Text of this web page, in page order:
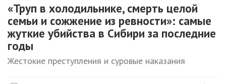
«Труп в холодильнике, смерть целой
семьи и сожжение из ревности»: самые
жуткие убийства в Сибири за последние
годы
Жестокие преступления и суровые наказания